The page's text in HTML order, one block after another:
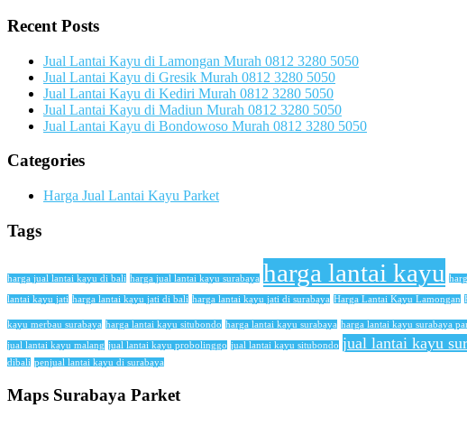
Recent Posts
Jual Lantai Kayu di Lamongan Murah 0812 3280 5050
Jual Lantai Kayu di Gresik Murah 0812 3280 5050
Jual Lantai Kayu di Kediri Murah 0812 3280 5050
Jual Lantai Kayu di Madiun Murah 0812 3280 5050
Jual Lantai Kayu di Bondowoso Murah 0812 3280 5050
Categories
Harga Jual Lantai Kayu Parket
Tags
harga jual lantai kayu di bali harga jual lantai kayu surabaya harga lantai kayu
lantai kayu jati harga lantai kayu jati di bali harga lantai kayu jati di surabaya Harga Lantai Kayu Lamongan
kayu merbau surabaya harga lantai kayu situbondo harga lantai kayu surabaya harga lantai kayu surabaya
jual lantai kayu malang jual lantai kayu probolinggo jual lantai kayu situbondo jual lantai kayu
dibali penjual lantai kayu di surabaya
Maps Surabaya Parket